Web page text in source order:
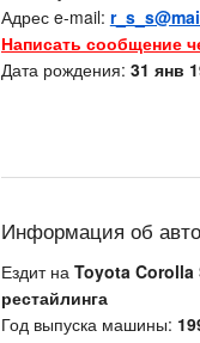
Адрес e-mail:
Написать сообщение
Дата рождения: 31 янв
Информация об
Ездит на Toyota Corolla
рестайлинга
Год выпуска машины: